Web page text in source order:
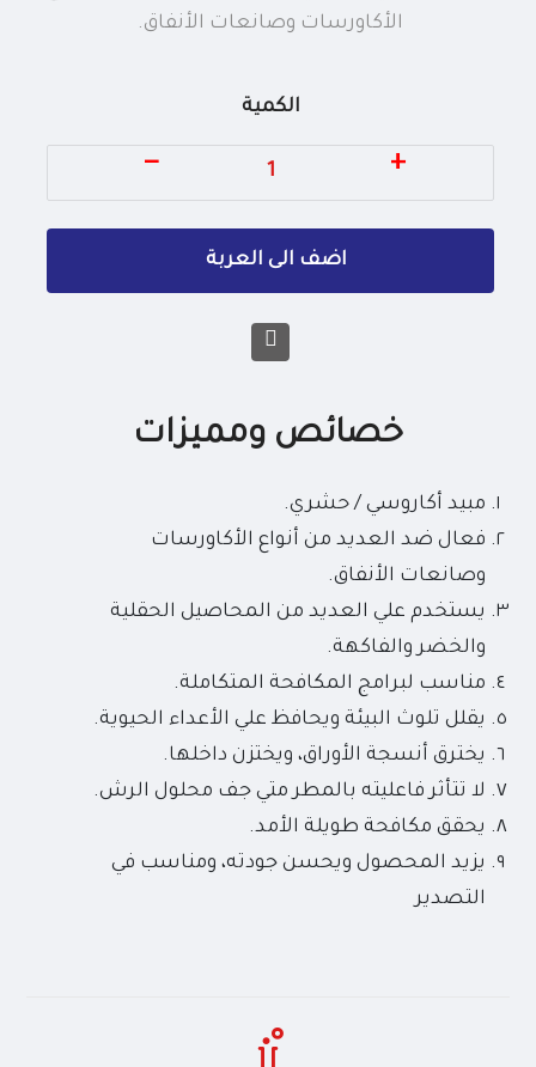
الأكاورسات وصانعات الأنفاق.
الكمية
+
−
خصائص ومميزات
مبيد أكاروسي / حشري.
فعال ضد العديد من أنواع الأكاورسات
وصانعات الأنفاق.
يستخدم علي العديد من المحاصيل الحقلية
والخضر والفاكهة.
مناسب لبرامج المكافحة المتكاملة.
يقلل تلوث البيئة ويحافظ علي الأعداء الحيوية.
يخترق أنسجة الأوراق، ويختزن داخلها.
لا تتأثر فاعليته بالمطر متي جف محلول الرش.
يحقق مكافحة طويلة الأمد.
يزيد المحصول ويحسن جودته، ومناسب في
التصدير